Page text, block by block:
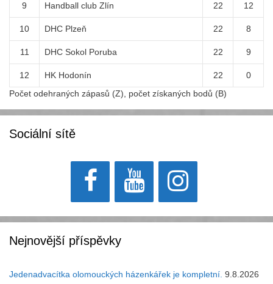
9 Handball club Zlín 22 12
10 DHC Plzeň 22 8
11 DHC Sokol Poruba 22 9
12 HK Hodonín 22
0
Počet odehraných zápasů (Z), počet získaných bodů (B)
Sociální sítě
Nejnovější příspěvky
Jedenadvacítka olomouckých házenkářek je kompletní. 9.8.2026